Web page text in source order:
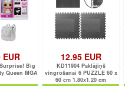
EUR
Big
Queen MGA
12.95 EUR
KD11904 Paklājiņš
vingrošanai 6 PUZZLE 60 x
60 cm 1.80x1.20 cm